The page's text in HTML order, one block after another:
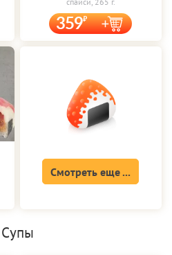
359
Смотреть еще ...
Супы